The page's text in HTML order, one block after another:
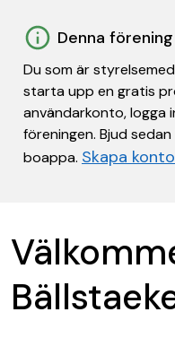
Denna
Du som är
starta upp en gratis
användarkonto, logga
föreningen. Bjud
boappa. Skapa konto